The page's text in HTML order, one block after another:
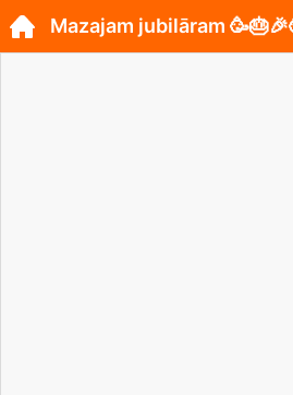
Mazajam jubilāram